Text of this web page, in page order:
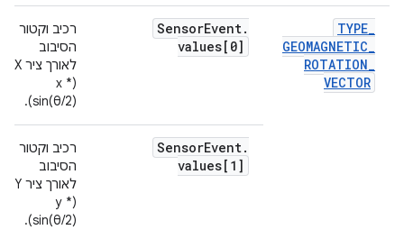
TYPE_
GEOMAGNETIC_
ROTATION_
VECTOR
SensorEvent.
values[0]
רכיב וקטור
הסיבוב
(x *
sin(θ/2)).
SensorEvent.
values[1]
רכיב וקטור
הסיבוב
(y *
sin(θ/2)).